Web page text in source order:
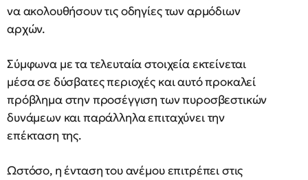
να ακολουθήσουν τις οδηγίες των αρμόδιων
αρχών.
Σύμφωνα με τα τελευταία στοιχεία εκτείνεται
μέσα σε δύσβατες περιοχές και αυτό προκαλεί
πρόβλημα στην προσέγγιση των πυροσβεστικών
δυνάμεων και παράλληλα επιταχύνει την
επέκταση της.
Ωστόσο, η ένταση του ανέμου επιτρέπει στις